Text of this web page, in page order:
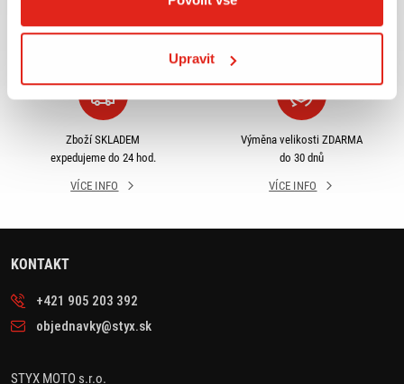
Upravit
Zboží SKLADEM
expedujeme do 24 hod.
VÍCE INFO
Výměna velikosti ZDARMA
do 30 dnů
VÍCE INFO
KONTAKT
+421 905 203 392
objednavky@styx.sk
STYX MOTO s.r.o.